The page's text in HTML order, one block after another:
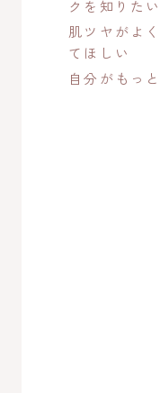
クを知りたい
肌ツヤがよ
てほしい
自分がもっ